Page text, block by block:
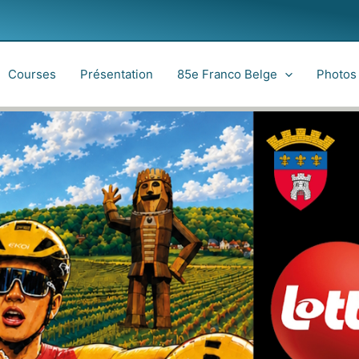
Courses Présentation 85e Franco Belge Photos